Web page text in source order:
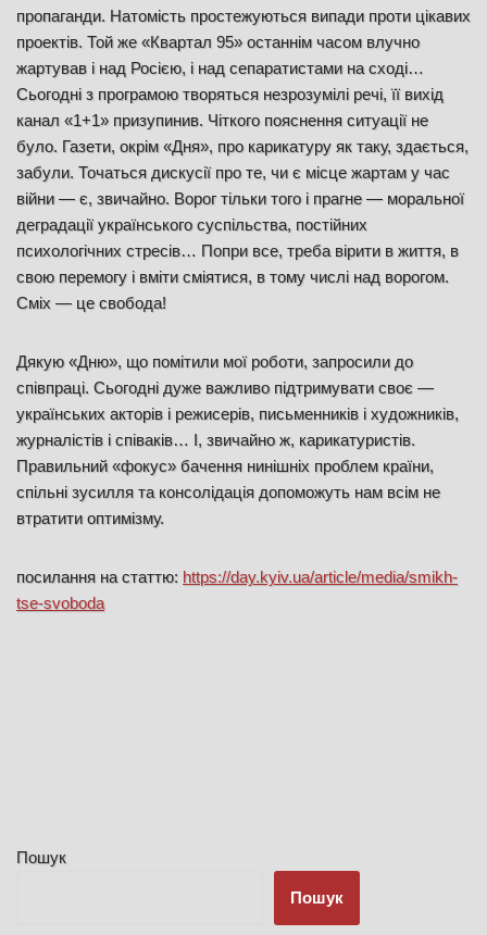
пропаганди. Натомість простежуються випади проти цікавих
проектів. Той же «Квартал 95» останнім часом влучно
жартував і над Росією, і над сепаратистами на сході…
Сьогодні з програмою творяться незрозумілі речі, її вихід
канал «1+1» призупинив. Чіткого пояснення ситуації не
було. Газети, окрім «Дня», про карикатуру як таку, здається,
забули. Точаться дискусії про те, чи є місце жартам у час
війни — є, звичайно. Ворог тільки того і прагне — моральної
деградації українського суспільства, постійних
психологічних стресів… Попри все, треба вірити в життя, в
свою перемогу і вміти сміятися, в тому числі над ворогом.
Сміх — це свобода!
Дякую «Дню», що помітили мої роботи, запросили до
співпраці. Сьогодні дуже важливо підтримувати своє —
українських акторів і режисерів, письменників і художників,
журналістів і співаків… І, звичайно ж, карикатуристів.
Правильний «фокус» бачення нинішніх проблем країни,
спільні зусилля та консолідація допоможуть нам всім не
втратити оптимізму.
посилання на статтю: https://day.kyiv.ua/article/media/smikh-
tse-svoboda
Пошук
Пошук